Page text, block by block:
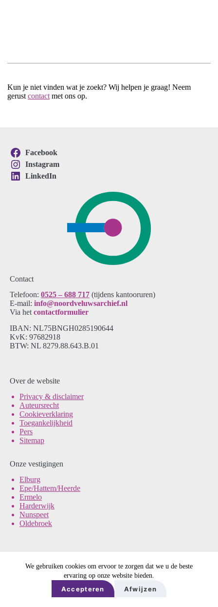
We gebruiken cookies om ervoor te zorgen dat we u de beste
ervaring op onze website bieden.
Accepteren Afwijzen
Kun je niet vinden wat je zoekt? Wij helpen je graag! Neem
gerust contact met ons op.
Contact
Telefoon: 0525 – 688 717 (tijdens kantooruren)
E-mail: info@noordveluwsarchief.nl
Via het contactformulier
IBAN: NL75BNGH0285190644
KvK: 97682918
BTW: NL 8279.88.643.B.01
Onze vestigingen
Elburg
Epe/Hattem/Heerde
Ermelo
Harderwijk
Nunspeet
Oldebroek
Over de website
Privacy & disclaimer
Auteursrecht
Cookieverklaring
Toegankelijkheid
Pers
Sitemap
Facebook
Instagram
LinkedIn
© Noord-Veluws Archief
DE REE
B.V.en Best4U